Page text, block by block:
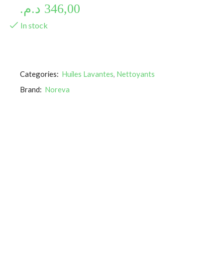
346,00 د.م.
In stock
Categories: Huiles Lavantes, Nettoyants
Brand: Noreva